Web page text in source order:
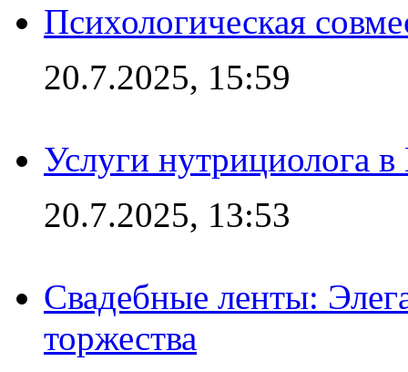
Психологическая
20.7.2025, 15:59
Услуги нутрициолога
20.7.2025, 13:53
Свадебные ленты:
торжества